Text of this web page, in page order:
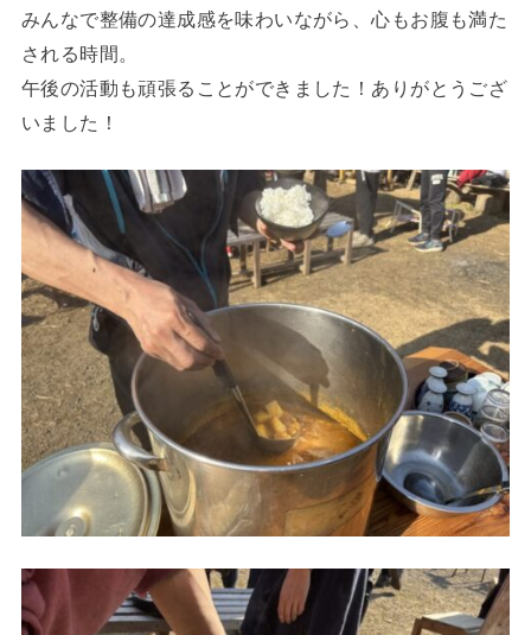
みんなで整備の達成感を味わいながら、心もお腹も満た
される時間。
午後の活動も頑張ることができました！ありがとうござ
いました！